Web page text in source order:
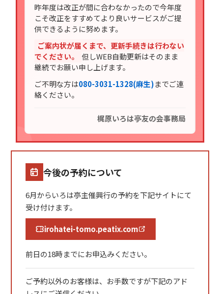
昨年度は改正が間に合わなかったので今年度
こそ改正をすすめてより良いサービスがご提
供できるように努めます。
ご案内状が届くまで、更新手続きは行わない
でください。
但しWEB自動更新はそのまま
継続でお願い申し上げます。
ご不明な方は080-3031-1328(麻生)までご連
絡ください。
梶原いろは亭友の会事務局
今後の予約について
6月からいろは亭主催興行の予約を下記サイトにて
受け付けます。
irohatei-tomo.peatix.com
前日の18時までにお申込みください。
ご予約以外のお客様は、お手数ですが下記のアド